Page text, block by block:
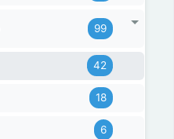
99
42
18
6